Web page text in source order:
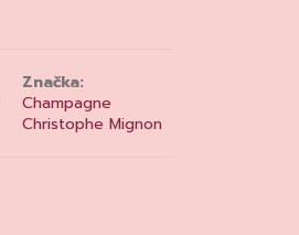
Značka:
Champagne
Christophe Mignon